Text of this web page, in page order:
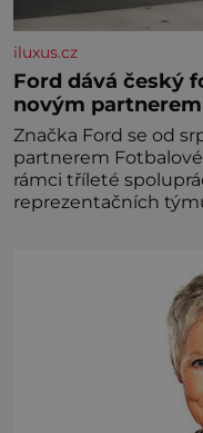
iluxus.cz
Ford dává český
novým partnerem
Značka Ford se od
partnerem
rámci tříleté
reprezentačních